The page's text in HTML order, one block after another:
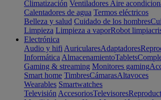
Climatización Ventiladores Aire
Calentadores de agua Termos eléctricos
Belleza y salud Cuidado de los hombres
Limpieza Limpieza a vaporRobot
Electrónica
Audio y hifi AuricularesAdaptadores
Informática AlmacenamientoTablets
Gaming & streaming Monitores gaming
Smart home TimbresCámarasAltavoces
Wearables Smartwatches
Televisión AccesoriosTelevisores